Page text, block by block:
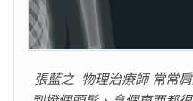
張藍之 物理治療師 常常